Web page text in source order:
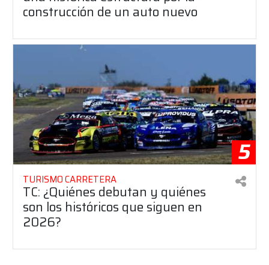
construcción de un auto nuevo
5
TURISMO CARRETERA
TC: ¿Quiénes debutan y quiénes
son los históricos que siguen en
2026?